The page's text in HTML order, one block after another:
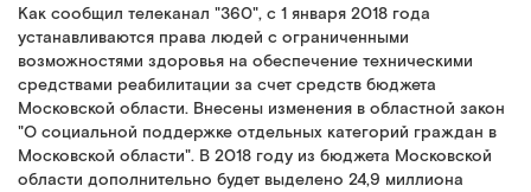
Как сообщил телеканал "360", с 1 января 2018 года
устанавливаются права людей с ограниченными
возможностями здоровья на обеспечение техническими
средствами реабилитации за счет средств бюджета
Московской области. Внесены изменения в областной закон
"О социальной поддержке отдельных категорий граждан в
Московской области". В 2018 году из бюджета Московской
области дополнительно будет выделено 24,9 миллиона